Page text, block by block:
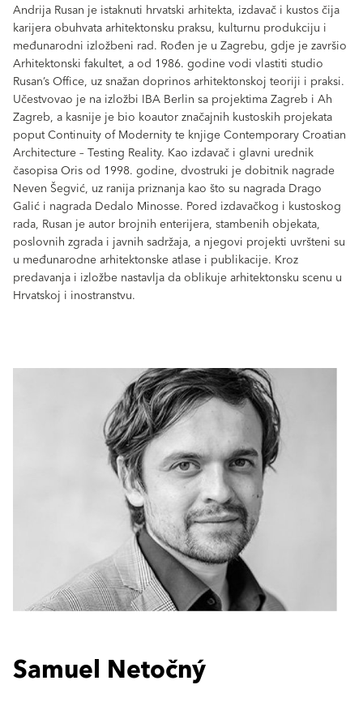
Andrija Rusan je istaknuti hrvatski arhitekta, izdavač i kustos čija
karijera obuhvata arhitektonsku praksu, kulturnu produkciju i
međunarodni izložbeni rad. Rođen je u Zagrebu, gdje je završio
Arhitektonski fakultet, a od 1986. godine vodi vlastiti studio
Rusan’s Office, uz snažan doprinos arhitektonskoj teoriji i praksi.
Učestvovao je na izložbi IBA Berlin sa projektima Zagreb i Ah
Zagreb, a kasnije je bio koautor značajnih kustoskih projekata
poput Continuity of Modernity te knjige Contemporary Croatian
Architecture – Testing Reality. Kao izdavač i glavni urednik
časopisa Oris od 1998. godine, dvostruki je dobitnik nagrade
Neven Šegvić, uz ranija priznanja kao što su nagrada Drago
Galić i nagrada Dedalo Minosse. Pored izdavačkog i kustoskog
rada, Rusan je autor brojnih enterijera, stambenih objekata,
poslovnih zgrada i javnih sadržaja, a njegovi projekti uvršteni su
u međunarodne arhitektonske atlase i publikacije. Kroz
predavanja i izložbe nastavlja da oblikuje arhitektonsku scenu u
Hrvatskoj i inostranstvu.
Samuel Netočný